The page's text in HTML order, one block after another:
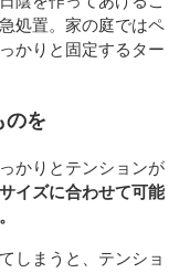
処置。家の庭ではペ
かりと固定するター
のを
かりとテンションが
イズに合わせて可能
しまうと、テンショ